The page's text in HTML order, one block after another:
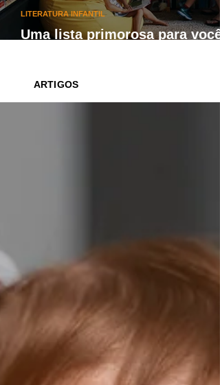
Uma lista primorosa para você
LITERATURA INFANTIL
ARTIGOS